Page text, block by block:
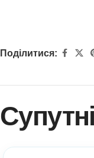
Поділитися: